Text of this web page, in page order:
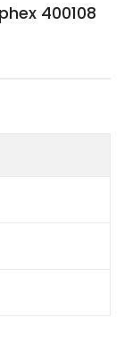
400108